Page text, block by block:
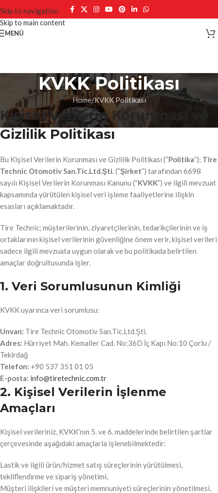
Skip to navigation
Skip to main content
MENÜ
KVKK Politikası
Home KVKK Politikası
Kişisel Verilerin Korunması ve
Gizlilik Politikası
Bu Kişisel Verilerin Korunması ve Gizlilik Politikası (“Politika”); Tire
Technic Otomotiv San.Tic.Ltd.Şti.(“Şirket”) tarafından 6698
sayılı Kişisel Verilerin Korunması Kanunu (“KVKK”) ve ilgili mevzuat
kapsamında yürütülen kişisel veri işleme faaliyetlerine ilişkin
esasları açıklamaktadır.
Tire Technic; müşterilerinin, ziyaretçilerinin, tedarikçilerinin ve iş
ortaklarının kişisel verilerinin güvenliğine önem verir, kişisel verileri
sadece ilgili mevzuata uygun olarak ve bu politikada belirtilen
amaçlar doğrultusunda işler.
1. Veri Sorumlusunun Kimliği
KVKK uyarınca veri sorumlusu:
Unvan: Tire Technic Otomotiv San.Tic.Ltd.Şti.
Adres: Hürriyet Mah. Kemaller Cad. No:36D İç Kapı No:10 Çorlu /
Tekirdağ
Telefon: +90 537 351 01 05
E-posta: info@tiretechnic.com.tr
2. Kişisel Verilerin İşlenme
Amaçları
Kişisel verileriniz, KVKK’nın 5. ve 6. maddelerinde belirtilen şartlar
çerçevesinde aşağıdaki amaçlarla işlenebilmektedir:
Lastik ve ilgili ürün/hizmet satış süreçlerinin yürütülmesi,
tekliflendirme ve sipariş yönetimi,
Müşteri ilişkileri ve müşteri memnuniyeti süreçlerinin yönetilmesi,